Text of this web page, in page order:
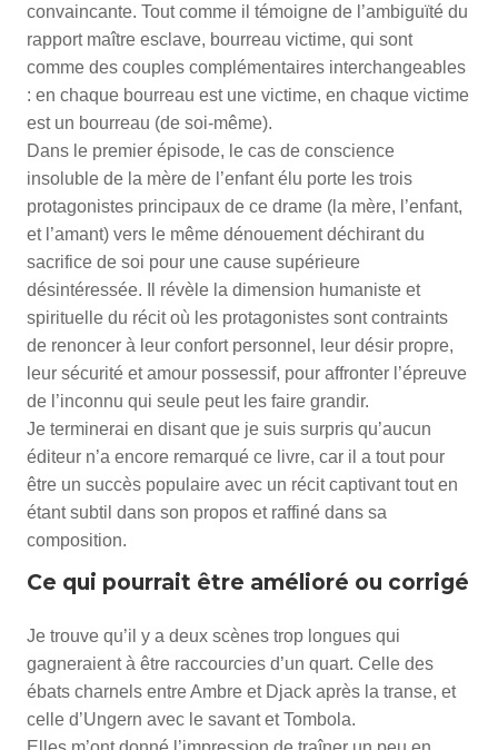
convaincante. Tout comme il témoigne de l’ambiguïté du
rapport maître esclave, bourreau victime, qui sont
comme des couples complémentaires interchangeables
: en chaque bourreau est une victime, en chaque victime
est un bourreau (de soi-même).
Dans le premier épisode, le cas de conscience
insoluble de la mère de l’enfant élu porte les trois
protagonistes principaux de ce drame (la mère, l’enfant,
et l’amant) vers le même dénouement déchirant du
sacrifice de soi pour une cause supérieure
désintéressée. Il révèle la dimension humaniste et
spirituelle du récit où les protagonistes sont contraints
de renoncer à leur confort personnel, leur désir propre,
leur sécurité et amour possessif, pour affronter l’épreuve
de l’inconnu qui seule peut les faire grandir.
Je terminerai en disant que je suis surpris qu’aucun
éditeur n’a encore remarqué ce livre, car il a tout pour
être un succès populaire avec un récit captivant tout en
étant subtil dans son propos et raffiné dans sa
composition.
Ce qui pourrait être amélioré ou corrigé
Je trouve qu’il y a deux scènes trop longues qui
gagneraient à être raccourcies d’un quart. Celle des
ébats charnels entre Ambre et Djack après la transe, et
celle d’Ungern avec le savant et Tombola.